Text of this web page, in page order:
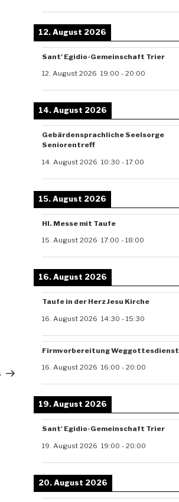
Beitrag
12. August 2026
Sant' Egidio-Gemeinschaft Trier
12. August 2026 19:00 - 20:00
14. August 2026
Gebärdensprachliche Seelsorge
Seniorentreff
14. August 2026 10:30 - 17:00
15. August 2026
Hl. Messe mit Taufe
15. August 2026 17:00 - 18:00
16. August 2026
Taufe in der Herz Jesu Kirche
16. August 2026 14:30 - 15:30
Firmvorbereitung Weggottesdienst
16. August 2026 16:00 - 20:00
19. August 2026
Sant' Egidio-Gemeinschaft Trier
19. August 2026 19:00 - 20:00
20. August 2026